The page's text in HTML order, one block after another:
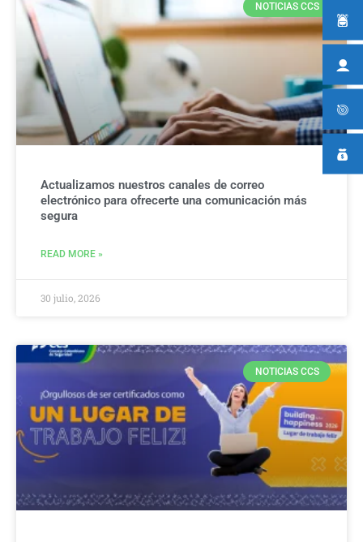
NOTICIAS CCS
Actualizamos nuestros canales de correo
electrónico para ofrecerte una comunicación más
segura
READ MORE »
30 julio, 2026
NOTICIAS CCS